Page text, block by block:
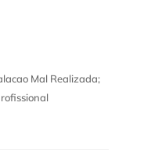
Mal Realizada;